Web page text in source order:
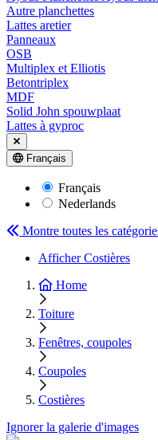
Autre planchettes
Lattes aretier
Panneaux
OSB
Multiplex et Elliotis
Betontriplex
MDF
Solid John spouwplaat
Lattes à gyproc
Français
Français
Nederlands
Montre toutes les
Afficher Costières
Home
Toiture
Fenêtres, coupoles
Coupoles
Costières
Ignorer la galerie d'images